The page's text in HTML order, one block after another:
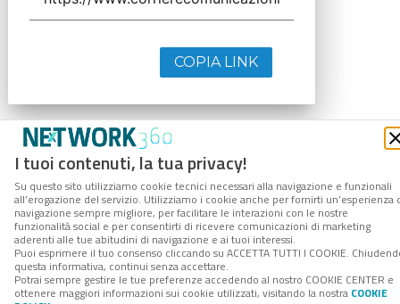
I tuoi contenuti, la tua privacy!
Su questo sito utilizziamo cookie tecnici necessari alla navigazione e funzionali
all’erogazione del servizio. Utilizziamo i cookie anche per fornirti un’esperienza
navigazione sempre migliore, per facilitare le interazioni con le nostre
funzionalità social e per consentirti di ricevere comunicazioni di marketing
aderenti alle tue abitudini di navigazione e ai tuoi interessi.
Puoi esprimere il tuo consenso cliccando su ACCETTA TUTTI I COOKIE.
questa informativa, continui senza accettare.
Potrai sempre gestire le tue preferenze accedendo al nostro COOKIE CENTER e
ottenere maggiori informazioni sui cookie utilizzati, visitando la nostra COOKIE
COPIA LINK